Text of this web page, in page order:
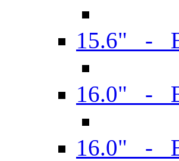
15.6" -
16.0" -
16.0" -